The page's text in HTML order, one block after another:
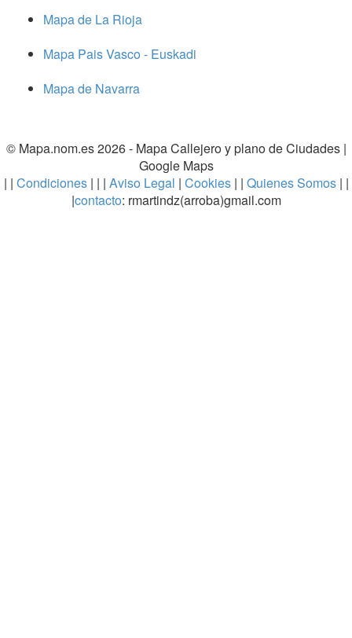
Mapa de La Rioja
Mapa Pais Vasco - Euskadi
Mapa de Navarra
© Mapa.nom.es 2026 - Mapa Callejero y plano de Ciudades|
Google Maps
| | Condiciones| | | Aviso Legal | Cookies | | Quienes Somos | |
|contacto: rmartindz(arroba)gmail.com